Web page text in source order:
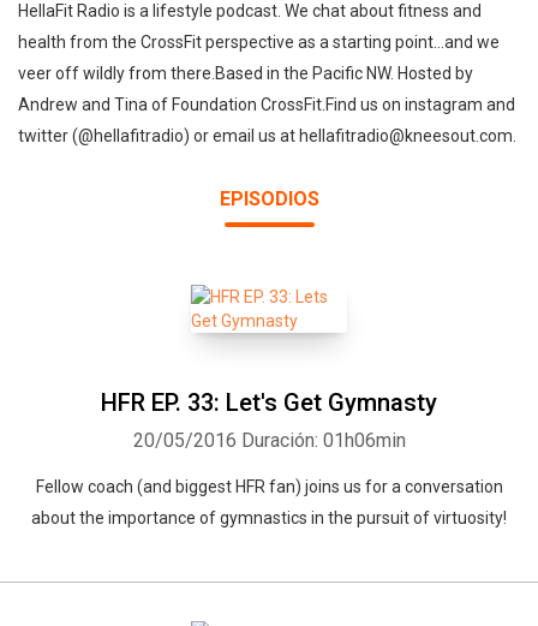
HellaFit Radio is a lifestyle podcast. We chat about fitness and
health from the CrossFit perspective as a starting point...and we
veer off wildly from there.Based in the Pacific NW. Hosted by
Andrew and Tina of Foundation CrossFit.Find us on instagram and
twitter (@hellafitradio) or email us at hellafitradio@kneesout.com.
EPISODIOS
HFR EP. 33: Let's Get Gymnasty
20/05/2016 Duración: 01h06min
Fellow coach (and biggest HFR fan) joins us for a conversation
about the importance of gymnastics in the pursuit of virtuosity!